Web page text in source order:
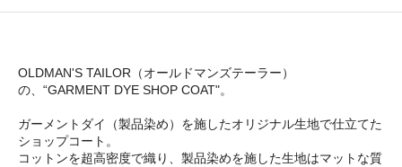
OLDMAN'S TAILOR（オールドマンズテーラー）
の、“GARMENT DYE SHOP COAT"。
ガーメントダイ（製品染め）を施したオリジナル生地で仕立てた
ショップコート。
コットンを超高密度で織り、製品染めを施した生地はマットな質